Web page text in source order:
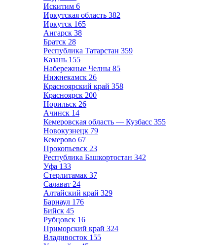
Искитим 6
Иркутская область 382
Иркутск 165
Ангарск 38
Братск 28
Республика Татарстан 359
Казань 155
Набережные Челны 85
Нижнекамск 26
Красноярский край 358
Красноярск 200
Норильск 26
Ачинск 14
Кемеровская область — Кузбасс 355
Новокузнецк 79
Кемерово 67
Прокопьевск 23
Республика Башкортостан 342
Уфа 133
Стерлитамак 37
Салават 24
Алтайский край 329
Барнаул 176
Бийск 45
Рубцовск 16
Приморский край 324
Владивосток 155